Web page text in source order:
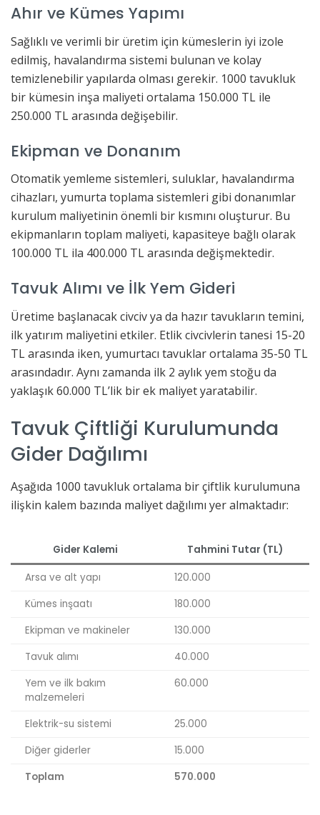
Ahır ve Kümes Yapımı
Sağlıklı ve verimli bir üretim için kümeslerin iyi izole
edilmiş, havalandırma sistemi bulunan ve kolay
temizlenebilir yapılarda olması gerekir. 1000 tavukluk
bir kümesin inşa maliyeti ortalama 150.000 TL ile
250.000 TL arasında değişebilir.
Ekipman ve Donanım
Otomatik yemleme sistemleri, suluklar, havalandırma
cihazları, yumurta toplama sistemleri gibi donanımlar
kurulum maliyetinin önemli bir kısmını oluşturur. Bu
ekipmanların toplam maliyeti, kapasiteye bağlı olarak
100.000 TL ila 400.000 TL arasında değişmektedir.
Tavuk Alımı ve İlk Yem Gideri
Üretime başlanacak civciv ya da hazır tavukların temini,
ilk yatırım maliyetini etkiler. Etlik civcivlerin tanesi 15-20
TL arasında iken, yumurtacı tavuklar ortalama 35-50 TL
arasındadır. Aynı zamanda ilk 2 aylık yem stoğu da
yaklaşık 60.000 TL’lik bir ek maliyet yaratabilir.
Tavuk Çiftliği Kurulumunda
Gider Dağılımı
Aşağıda 1000 tavukluk ortalama bir çiftlik kurulumuna
ilişkin kalem bazında maliyet dağılımı yer almaktadır:
Gider Kalemi Tahmini Tutar (TL)
Arsa ve alt yapı
120.000
Kümes inşaatı
180.000
Ekipman ve makineler
130.000
Tavuk alımı
40.000
Yem ve ilk bakım
malzemeleri
60.000
Elektrik-su sistemi
25.000
Diğer giderler
15.000
Toplam
570.000